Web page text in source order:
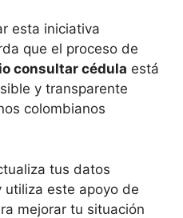
esta iniciativa
que el proceso de
consultar cédula está
y transparente
colombianos
tus datos
utiliza este apoyo de
mejorar tu situación